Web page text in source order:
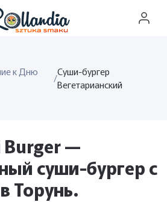
к Дню
/
Суши-бургер
Вегетарианский
Burger —
суши-бургер с
​​Торунь.